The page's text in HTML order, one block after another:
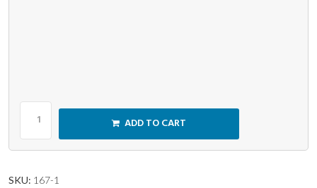
ADD TO CART
SKU: 167-1